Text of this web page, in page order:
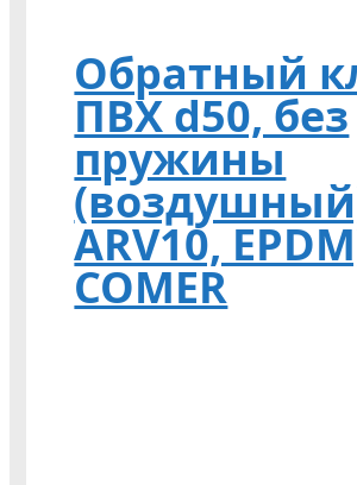
Обратный
ПВХ d50, без
пружины
ARV10,
COMER